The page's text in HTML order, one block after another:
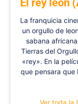
El rey león
La franquicia
un orgullo de
sabana
Tierras del
«rey». En la
que pensara que
Ver toda la